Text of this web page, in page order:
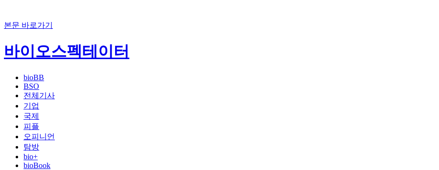
본문 바로가기
바이오스펙테이터
bioBB
BSO
전체기사
기업
국제
피플
오피니언
탐방
bio+
bioBook